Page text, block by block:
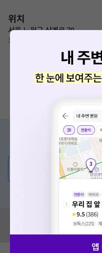
위치
서울 노원구 상계로 70
노원역 120m
증상/치료,
의사가
💬 무엇이든 물어보세요
혹시 잘못된 병원정보가
앱